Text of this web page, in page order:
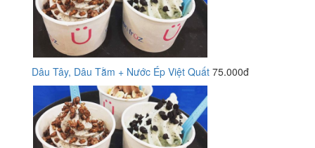
Dâu Tây, Dâu Tằm + Nước Ép Việt Quất 75.000đ